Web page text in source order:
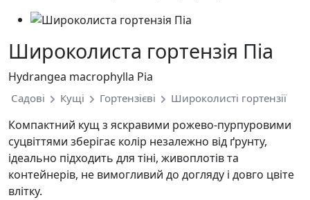
Широколиста гортензія Піа
Hydrangea macrophylla Pia
Садові Кущі Гортензієві Широколисті гортензії
Компактний кущ з яскравими рожево-пурпуровими
суцвіттями зберігає колір незалежно від ґрунту,
ідеально підходить для тіні, живоплотів та
контейнерів, не вимогливий до догляду і довго цвіте
влітку.